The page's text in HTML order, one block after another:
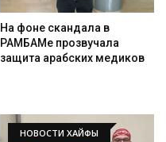
На фоне скандала в
РАМБАМе прозвучала
защита арабских медиков
НОВОСТИ ХАЙФЫ